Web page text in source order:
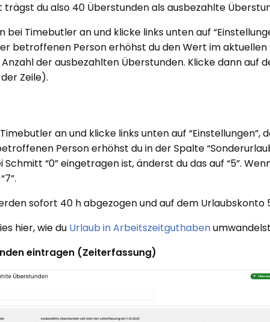
du also 40 Überstunden als ausbezahlte
bei Timebutler an und klicke links unten auf
betroffenen Person erhöhst du den Wert im
der ausbezahlten Überstunden. Klicke dann auf
Zeile).
an und klicke links unten auf “Einstellungen”,
Person erhöhst du in der Spalte
“0” eingetragen ist, änderst du das auf “5”.
sofort 40 h abgezogen und auf dem Urlaubskonto
hier, wie du Urlaub in Arbeitszeitguthaben
eintragen (Zeiterfassung)